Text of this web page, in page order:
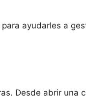
ayudarles a
Desde abrir una